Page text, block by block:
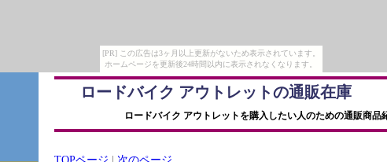
[PR] この広告は3ヶ月以上更新がないため表示されています。
ホームページを更新後24時間以内に表示されなくなります。
ロードバイク アウトレットの通販在庫
ロードバイク アウトレットを購入したい人のための通販商品